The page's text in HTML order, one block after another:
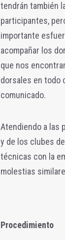
tendrán también
participantes,
importante
acompañar los
que nos
dorsales en todo
comunicado.
Atendiendo a las
y de los clubes
técnicas con la
molestias
Procedimiento